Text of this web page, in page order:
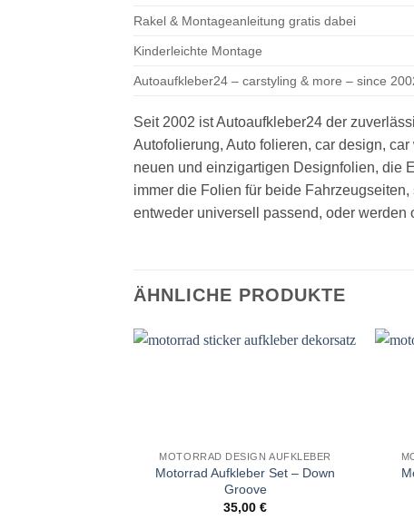
Rakel & Montageanleitung gratis dabei
Kinderleichte Montage
Autoaufkleber24 – carstyling & more – since
Seit 2002 ist Autoaufkleber24 der
Autofolierung, Auto folieren, car design,
neuen und einzigartigen Designfolien, die
immer die Folien für beide
entweder universell passend, oder werden
ÄHNLICHE PRODUKTE
MOTORRAD DESIGN AUFKLEBER
Motorrad Aufkleber Set – Down
Groove
35,00€